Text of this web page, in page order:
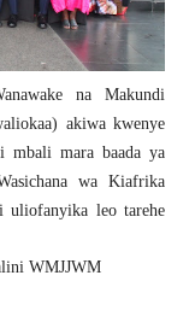
na Makundi
akiwa kwenye
mbali mara baada ya
wa Kiafrika
uliofanyika leo tarehe
WMJJWM